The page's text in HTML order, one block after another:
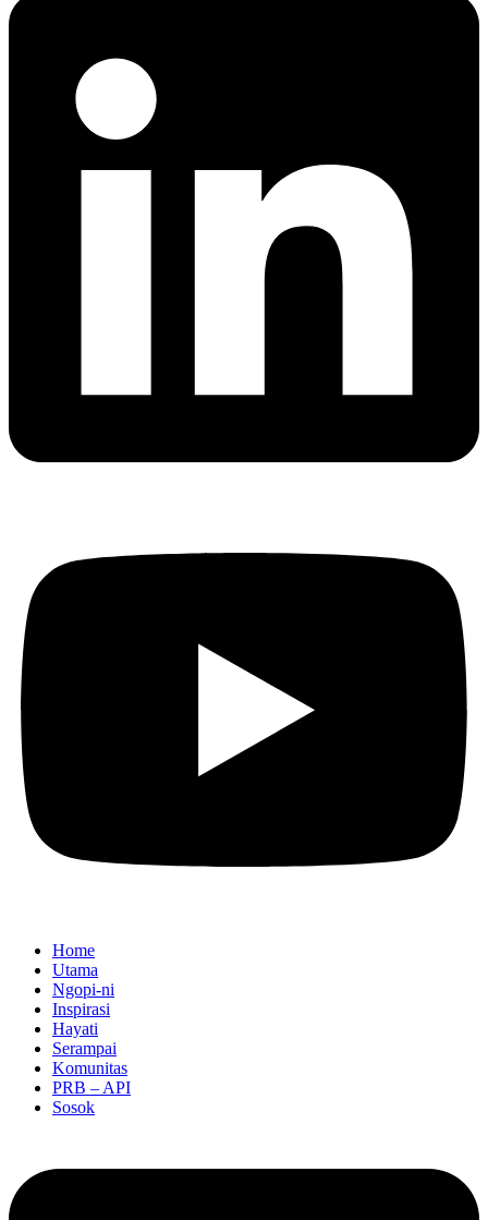
Home
Utama
Ngopi-ni
Inspirasi
Hayati
Serampai
Komunitas
PRB – API
Sosok